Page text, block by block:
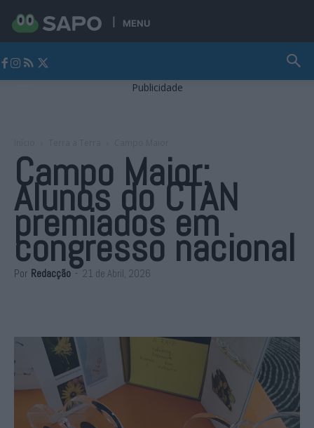
MENU
Publicidade
Campo Maior:
Alunos do CTAN
premiados em
congresso nacional
Por Redacção - 21 de Abril, 2026